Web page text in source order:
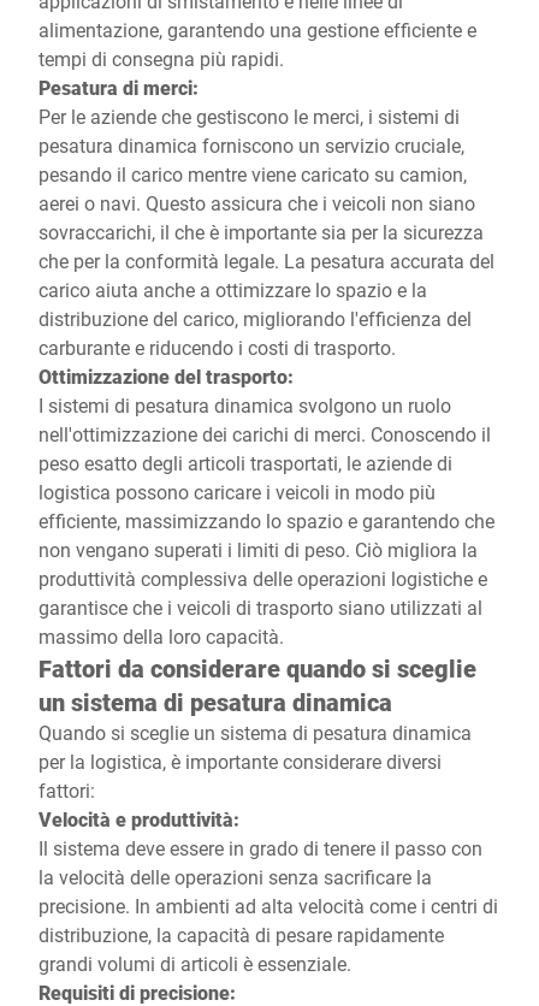
alimentazione, garantendo una gestione efficiente e
tempi di consegna più rapidi.
Pesatura di merci:
Per le aziende che gestiscono le merci, i sistemi di
pesatura dinamica forniscono un servizio cruciale,
pesando il carico mentre viene caricato su camion,
aerei o navi. Questo assicura che i veicoli non siano
sovraccarichi, il che è importante sia per la sicurezza
che per la conformità legale. La pesatura accurata del
carico aiuta anche a ottimizzare lo spazio e la
distribuzione del carico, migliorando l'efficienza del
carburante e riducendo i costi di trasporto.
Ottimizzazione del trasporto:
I sistemi di pesatura dinamica svolgono un ruolo
nell'ottimizzazione dei carichi di merci. Conoscendo il
peso esatto degli articoli trasportati, le aziende di
logistica possono caricare i veicoli in modo più
efficiente, massimizzando lo spazio e garantendo che
non vengano superati i limiti di peso. Ciò migliora la
produttività complessiva delle operazioni logistiche e
garantisce che i veicoli di trasporto siano utilizzati al
massimo della loro capacità.
Fattori da considerare quando si sceglie
un sistema di pesatura dinamica
Quando si sceglie un sistema di pesatura dinamica
per la logistica, è importante considerare diversi
fattori:
Velocità e produttività:
Il sistema deve essere in grado di tenere il passo con
la velocità delle operazioni senza sacrificare la
precisione. In ambienti ad alta velocità come i centri di
distribuzione, la capacità di pesare rapidamente
grandi volumi di articoli è essenziale.
Requisiti di precisione: